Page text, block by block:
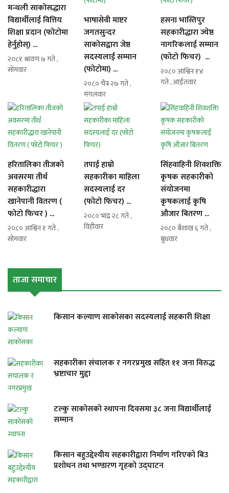
मन्थली साकोसद्धारा
विद्यार्थीलाई वित्तिय
शिक्षा प्रदान (फोटोमा
हेर्नुहोस्) ...
२०८१ श्रावण ७ गते ,
सोमवार
भाषासेवी माष्टर
जगतसुन्दर
साकोसद्वारा जेष्ठ
सदस्यलाई सम्मान
(फोटोमा) ...
२०८० चैत्र २७ गते ,
मंगलवार
हसना भास्तिपुर
सहकारीद्धारा ज्येष्ठ
नागरिकलाई सम्मान
(फोटो फिचर) ...
२०८० आश्विन १४
गते , आईतवार
हरितालिका तीजको
अवसरमा तीर्थ
सहकारीद्धारा
खानेपानी वितरण (
फोटो फिचर ) ...
२०८० आश्विन १ गते ,
सोमवार
तपाई हाम्रो
सहकारीका माहिला
सदस्यलाई दर
(फोटो फिचर) ...
२०८० भाद्र २८ गते ,
विहीवार
सिंहवाहिनी शिवशक्ति
कृषक सहकारीको
संयोजनमा
कृषकलाई कृषि
औजार बितरण ...
२०८० बैशाख ६ गते ,
बुधवार
ताजा समाचार
किसान कल्याण साकोसका सदस्यलाई सहकारी शिक्षा
सहकारीका संचालक र नगरप्रमुख सहित ११ जना विरुद्ध
भ्रष्टाचार मुद्दा
टल्कु साकोसको स्थापना दिवसमा ३८ जना विद्यार्थीलाई
सम्मान
किसान बहुउद्देश्यीय सहकारीद्वारा निर्माण गरिएको बिउ
प्रशोधन तथा भण्डारण गृहको उद्घाटन